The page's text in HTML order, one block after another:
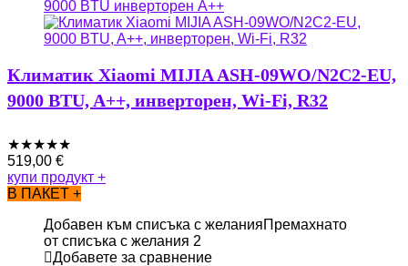
Климатик Xiaomi MIJIA ASH-09WO/N2C2-EU,
9000 BTU, A++, инверторен, Wi-Fi, R32
★★★★★
519,00 €
купи продукт +
В ПАКЕТ +
Добавен към списъка с желанияПремахнато
от списъка с желания 2
Добавете за сравнение